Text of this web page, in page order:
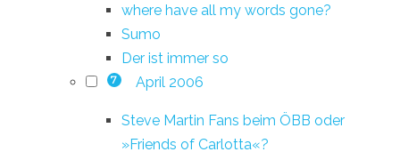
where have all my words gone?
Sumo
Der ist immer so
7 April 2006
Steve Martin Fans beim ÖBB oder
»Friends of Carlotta«?